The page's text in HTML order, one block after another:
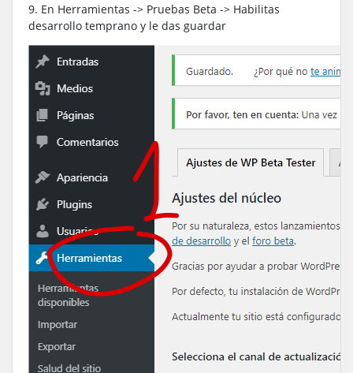
9. En Herramientas -> Pruebas Beta -> Habilitas
desarrollo temprano y le das guardar